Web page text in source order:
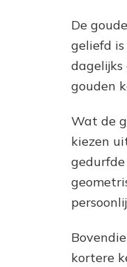
De
geliefd
gouden
Wat de
kiezen
kortere